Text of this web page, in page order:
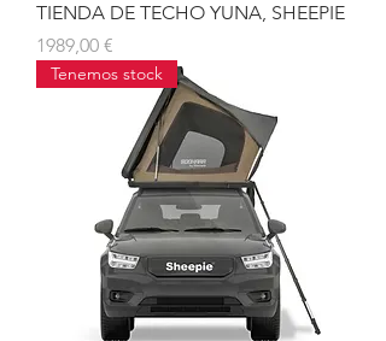
TIENDA DE TECHO YUNA, SHEEPIE
Precio
1989,00 €
Tenemos stock